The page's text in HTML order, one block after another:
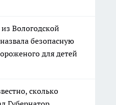
Вологодской
безопасную
для детей
сколько